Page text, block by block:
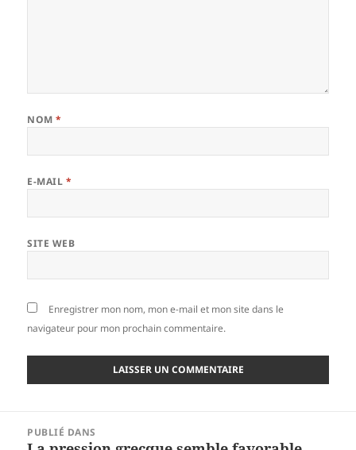
NOM*
E-MAIL *
SITE WEB
Enregistrer mon nom, mon e-mail et mon site dans le
navigateur pour mon prochain commentaire.
PUBLIÉ DANS